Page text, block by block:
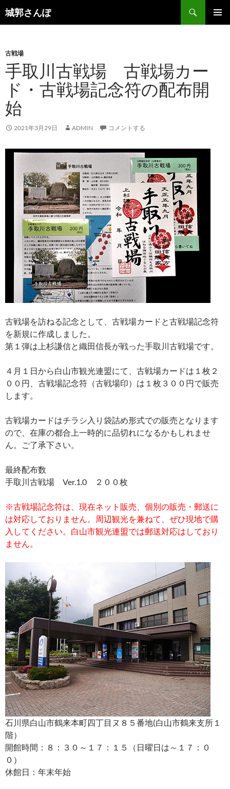
コ
ン
ツ
へ
ッ
プ
城郭さんぽ
検
索
古戦場
手取川古戦場 古戦場カー
ド・古戦場記念符の配布開
始
2021年3月29日 ADMIN コメントする
古戦場を訪ねる記念として、古戦場カードと古戦場記念符
を新規に作成しました。
第１弾は上杉謙信と織田信長が戦った手取川古戦場です。
４月１日から白山市観光連盟にて、古戦場カードは１枚２
００円、古戦場記念符（古戦場印）は１枚３００円で販売
します。
古戦場カードはチラシ入り袋詰め形式での販売となります
ので、在庫の都合上一時的に品切れになるかもしれませ
ん。ご了承下さい。
最終配布数
手取川古戦場 Ver.1.0 ２００枚
※古戦場記念符は、現在ネット販売、個別の販売・郵送に
は対応しておりません。周辺観光を兼ねて、ぜひ現地で購
入してください。白山市観光連盟では郵送対応はしており
ません。
石川県白山市鶴来本町四丁目ヌ８５番地(白山市鶴来支所１
階）
開館時間：８：３０～１７：１５（日曜日は～１７：０
０）
休館日：年末年始